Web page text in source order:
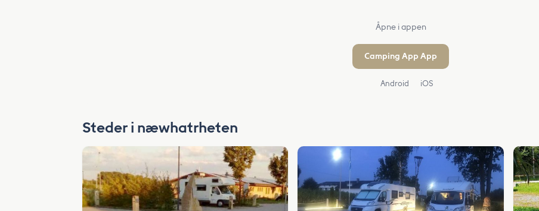
Åpne i appen
Camping App App
Android iOS
Steder i næwhatrheten